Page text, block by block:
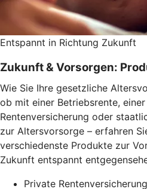
Entspannt in Richtung Zukunft
Zukunft & Vorsorgen:
Wie Sie Ihre gesetzliche
ob mit einer Betriebsrente,
Rentenversicherung oder
zur Altersvorsorge – erfahren
verschiedenste Produkte zur
Zukunft entspannt
Private Rentenversicherung